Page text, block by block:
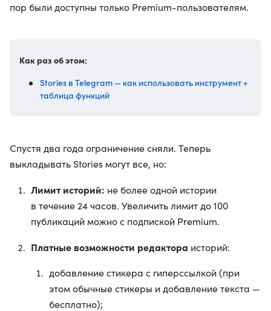
пор были доступны только Premium-пользователям.
Как раз об этом:
Stories в Telegram — как использовать инструмент +
таблица функций
Спустя два года ограничение сняли. Теперь
выкладывать Stories могут все, но:
Лимит историй: не более одной истории
в течение 24 часов. Увеличить лимит до 100
публикаций можно с подпиской Premium.
Платные возможности редактора историй:
добавление стикера с гиперссылкой (при
этом обычные стикеры и добавление текста —
бесплатно);